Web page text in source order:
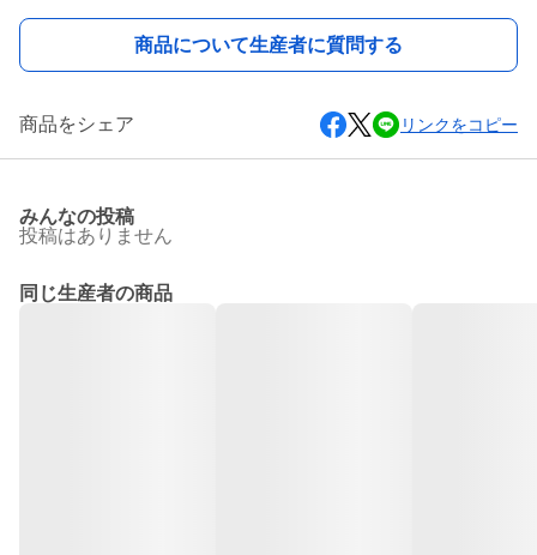
商品について生産者に質問する
商品をシェア リンクをコピー
みんなの投稿
投稿はありません
同じ生産者の商品